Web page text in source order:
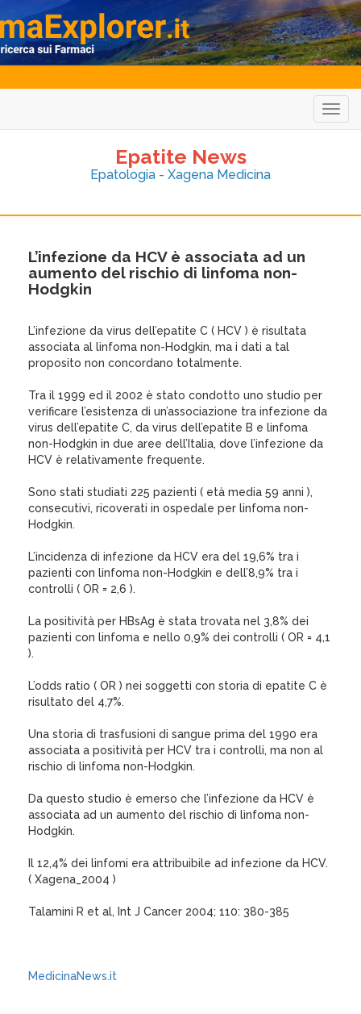
Epatite News
Epatologia - Xagena Medicina
L’infezione da HCV è associata ad un
aumento del rischio di linfoma non-
Hodgkin
L’infezione da virus dell’epatite C ( HCV ) è risultata
associata al linfoma non-Hodgkin, ma i dati a tal
proposito non concordano totalmente.
Tra il 1999 ed il 2002 è stato condotto uno studio per
verificare l’esistenza di un’associazione tra infezione da
virus dell’epatite C, da virus dell’epatite B e linfoma
non-Hodgkin in due aree dell’Italia, dove l’infezione da
HCV è relativamente frequente.
Sono stati studiati 225 pazienti ( età media 59 anni ),
consecutivi, ricoverati in ospedale per linfoma non-
Hodgkin.
L’incidenza di infezione da HCV era del 19,6% tra i
pazienti con linfoma non-Hodgkin e dell’8,9% tra i
controlli ( OR = 2,6 ).
La positività per HBsAg è stata trovata nel 3,8% dei
pazienti con linfoma e nello 0,9% dei controlli ( OR = 4,1
).
L’odds ratio ( OR ) nei soggetti con storia di epatite C è
risultato del 4,7%.
Una storia di trasfusioni di sangue prima del 1990 era
associata a positività per HCV tra i controlli, ma non al
rischio di linfoma non-Hodgkin.
Da questo studio è emerso che l’infezione da HCV è
associata ad un aumento del rischio di linfoma non-
Hodgkin.
Il 12,4% dei linfomi era attribuibile ad infezione da HCV.
( Xagena_2004 )
Talamini R et al, Int J Cancer 2004; 110: 380-385
MedicinaNews.it